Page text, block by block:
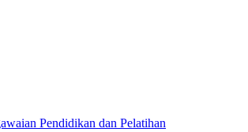
Pendidikan dan Pelatihan